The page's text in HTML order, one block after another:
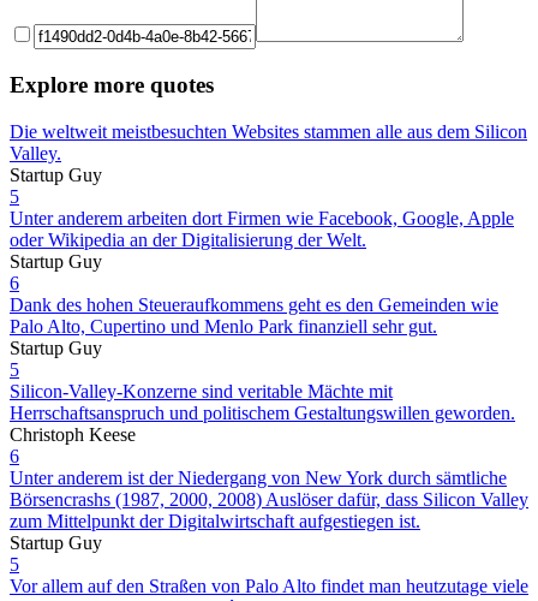
Explore more quotes
Die weltweit meistbesuchten Websites stammen alle aus dem Silicon
Valley.
Startup Guy
5
Unter anderem arbeiten dort Firmen wie Facebook, Google, Apple
oder Wikipedia an der Digitalisierung der Welt.
Startup Guy
6
Dank des hohen Steueraufkommens geht es den Gemeinden wie
Palo Alto, Cupertino und Menlo Park finanziell sehr gut.
Startup Guy
5
Silicon-Valley-Konzerne sind veritable Mächte mit
Herrschaftsanspruch und politischem Gestaltungswillen geworden.
Christoph Keese
6
Unter anderem ist der Niedergang von New York durch sämtliche
Börsencrashs (1987, 2000, 2008) Auslöser dafür, dass Silicon Valley
zum Mittelpunkt der Digitalwirtschaft aufgestiegen ist.
Startup Guy
5
Vor allem auf den Straßen von Palo Alto findet man heutzutage viele